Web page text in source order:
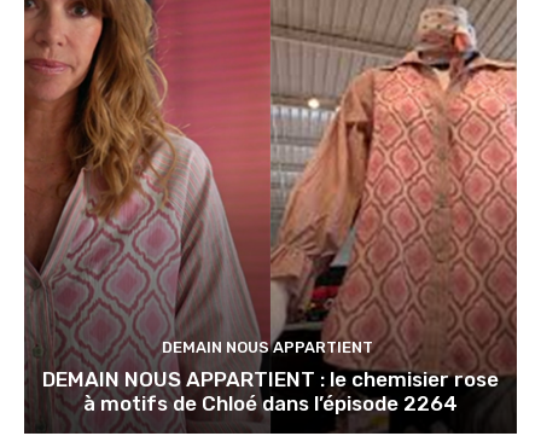
DEMAIN NOUS APPARTIENT
DEMAIN NOUS APPARTIENT : le chemisier rose
à motifs de Chloé dans l’épisode 2264